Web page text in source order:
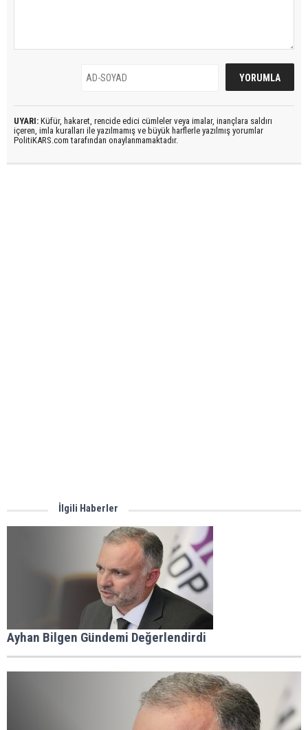
UYARI: Küfür, hakaret, rencide edici cümleler veya imalar, inançlara saldırı
içeren, imla kuralları ile yazılmamış ve büyük harflerle yazılmış yorumlar
PolitiKARS.com tarafından onaylanmamaktadır.
İlgili Haberler
Ayhan Bilgen Gündemi Değerlendirdi